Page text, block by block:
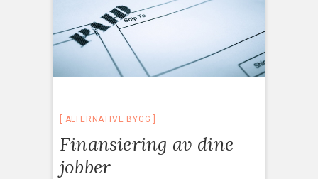
ALTERNATIVE BYGG
Finansiering av dine
jobber